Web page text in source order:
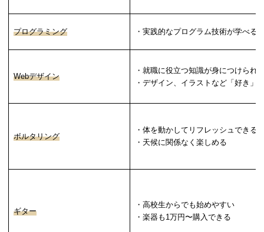
プログラミング ・実践的なプログラム技術が学べる
Webデザイン
・就職に役立つ知識が身につけられ
・デザイン、イラストなど「好き」
ボルタリング
・体を動かしてリフレッシュできる
・天候に関係なく楽しめる
ギター
・高校生からでも始めやすい
・楽器も1万円〜購入できる